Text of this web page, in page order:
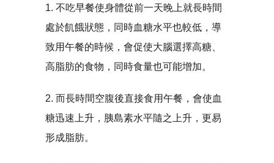
1. 不吃早餐使身體從前一天晚上就長時間
處於飢餓狀態，同時血糖水平也較低，導
致用午餐的時候，會促使大腦選擇高糖、
高脂肪的食物，同時食量也可能增加。
2. 而長時間空腹後直接食用午餐，會使血
糖迅速上升，胰島素水平隨之上升，更易
形成脂肪。